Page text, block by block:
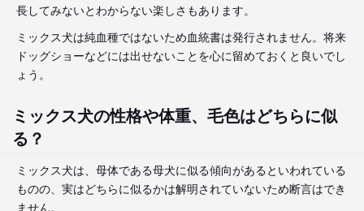
長してみないとわからない楽しさもあります。
ミックス犬は純血種ではないため血統書は発行されません。将来
ドッグショーなどには出せないことを心に留めておくと良いでし
ょう。
ミックス犬の性格や体重、毛色はどちらに似
る？
ミックス犬は、母体である母犬に似る傾向があるといわれている
ものの、実はどちらに似るかは解明されていないため断言はでき
ません。